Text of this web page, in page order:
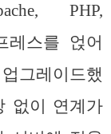
PHP,
레스를 얹어
그레이드했
없이 연계가